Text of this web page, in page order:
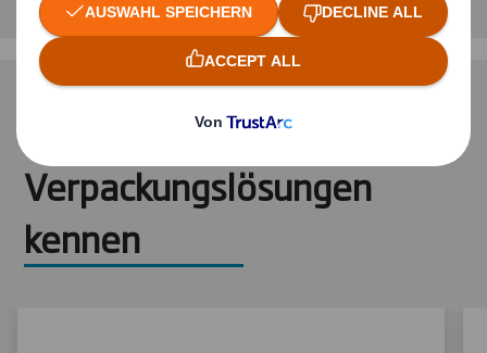
Oder lernen Sie weitere
Verpackungslösungen
kennen